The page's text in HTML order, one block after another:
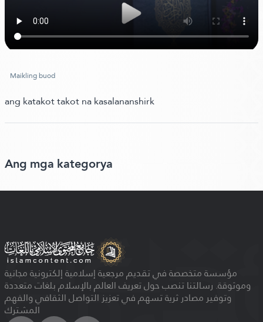
Maikling buod
ang katakot takot na kasalananshirk
Ang mga kategorya
مؤسسة متخصصة في تقديم مرجعية إسلامية إلكترونية مجانية
وموثوقة. رسالتنا تنصب حول تعريف العالم بالإسلام بلغات متعددة
وتوفير مصادر ثرية تسهم في تعزيز التواصل الثقافي والفهم
المشترك